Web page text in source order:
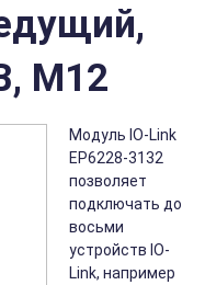
M12
Модуль IO-Link
EP6228-3132
позволяет
подключать до
восьми
устройств IO-
Link, например